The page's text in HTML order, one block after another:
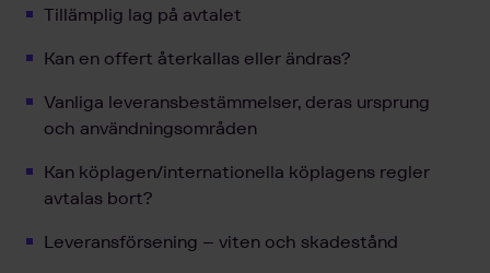
Tillämplig lag på avtalet
Kan en offert återkallas eller ändras?
Vanliga leveransbestämmelser, deras ursprung
och användningsområden
Kan köplagen/internationella köplagens regler
avtalas bort?
Leveransförsening – viten och skadestånd